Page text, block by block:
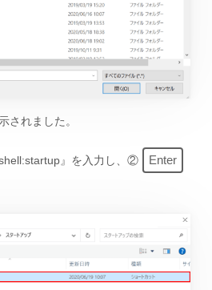
されました。
』を入力し、② Enter